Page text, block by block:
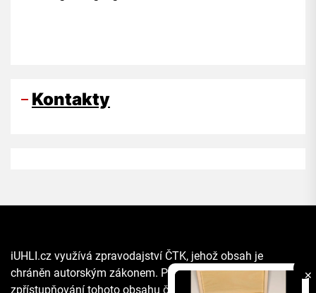
Kontakty
✕
iUHLI.cz využívá zpravodajství ČTK, jehož obsah je
chráněn autorským zákonem. Přepis, šíření či další
zpřístupňování tohoto obsahu či jeho části veřejnosti, a to